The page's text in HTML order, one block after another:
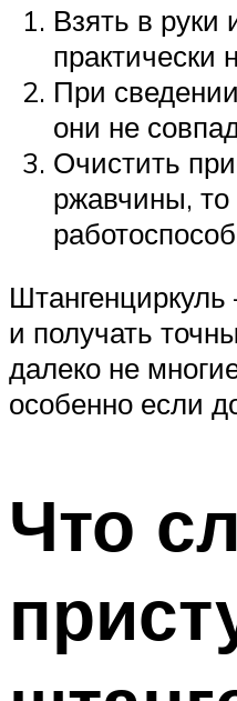
Взять в
практически
При
они не
Очистить
ржавчины, то
и получать
далеко не
особенно если
Что